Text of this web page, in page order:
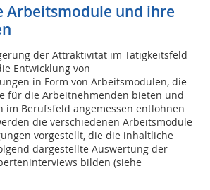
Arbeitsmodule und ihre
der Attraktivität im Tätigkeitsfeld
Entwicklung von
in Form von Arbeitsmodulen, die
für die Arbeitnehmenden bieten und
im Berufsfeld angemessen entlohnen
die verschiedenen Arbeitsmodule
vorgestellt, die die inhaltliche
dargestellte Auswertung der
bilden (siehe